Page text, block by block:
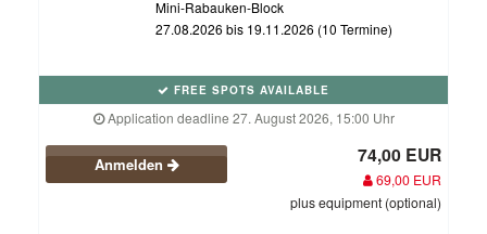
Mini-Rabauken-Block
27.08.2026 bis 19.11.2026 (10 Termine)
FREE SPOTS AVAILABLE
Application deadline 27. August 2026, 15:00 Uhr
Anmelden 74,00 EUR
69,00 EUR
plus equipment (optional)